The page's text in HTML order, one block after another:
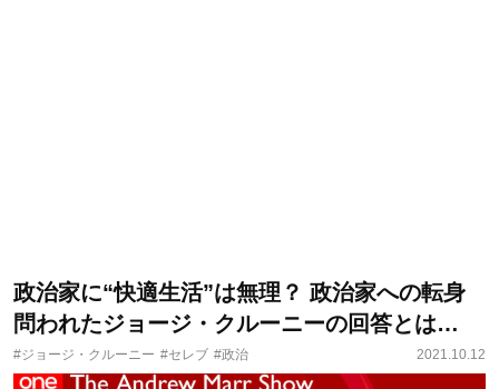
政治家に“快適生活”は無理？ 政治家への転身
問われたジョージ・クルーニーの回答とは…
#ジョージ・クルーニー #セレブ #政治 2021.10.12